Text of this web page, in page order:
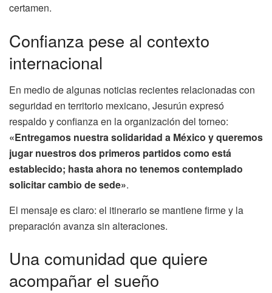
certamen.
Confianza pese al contexto
internacional
En medio de algunas noticias recientes relacionadas con
seguridad en territorio mexicano, Jesurún expresó
respaldo y confianza en la organización del torneo:
«Entregamos nuestra solidaridad a México y queremos
jugar nuestros dos primeros partidos como está
establecido; hasta ahora no tenemos contemplado
solicitar cambio de sede».
El mensaje es claro: el itinerario se mantiene firme y la
preparación avanza sin alteraciones.
Una comunidad que quiere
acompañar el sueño